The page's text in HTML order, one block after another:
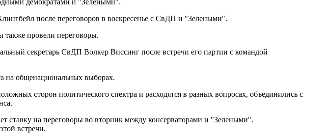
после переговоров в воскресенье с СвДП и "Зелеными".
также провели переговоры.
секретарь СвДП Волкер Виссинг после встречи его партии с командой
на общенациональных выборах.
сторон политического спектра и расходятся в разных вопросах, объединились с
ставку на переговоры во вторник между консерваторами и "Зелеными".
встречи.